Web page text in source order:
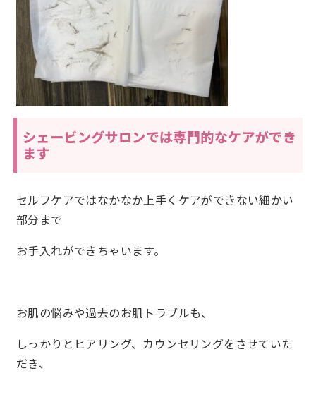
シェービングサロンでは専門的なケアができ
ます
セルフケアではなかなか上手くケアができない細かい
部分まで
お手入れができちゃいます。
お肌の悩みや過去のお肌トラブルも、
しっかりとヒアリング、カウンセリングをさせていた
だき、